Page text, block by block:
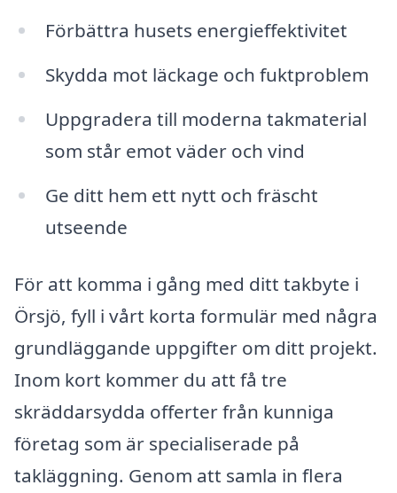
Förbättra husets energieffektivitet
Skydda mot läckage och fuktproblem
Uppgradera till moderna takmaterial
som står emot väder och vind
Ge ditt hem ett nytt och fräscht
utseende
För att komma i gång med ditt takbyte i
Örsjö, fyll i vårt korta formulär med några
grundläggande uppgifter om ditt projekt.
Inom kort kommer du att få tre
skräddarsydda offerter från kunniga
företag som är specialiserade på
takläggning. Genom att samla in flera